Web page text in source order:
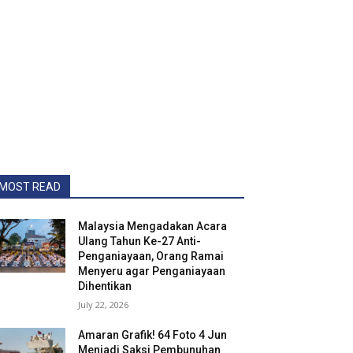
READ
Malaysia Mengadakan Acara
Ulang Tahun Ke-27 Anti-
Penganiayaan, Orang Ramai
Menyeru agar Penganiayaan
Dihentikan
July 22, 2026
Amaran Grafik! 64 Foto 4 Jun
Menjadi Saksi Pembunuhan